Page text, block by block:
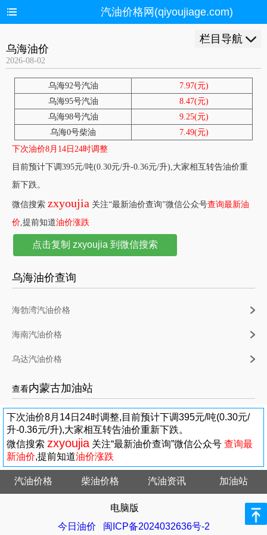
汽油价格网(qiyoujiage.com)
栏目导航
乌海油价
2026-08-02
乌海92号汽油
7.97(元)
乌海95号汽油
8.47(元)
乌海98号汽油
9.25(元)
乌海0号柴油
7.49(元)
下次油价8月14日24时调整
目前预计下调395元/吨(0.30元/升-0.36元/升),大家相互转告油价重
新下跌。
微信搜索 zxyoujia 关注“最新油价查询”微信公众号查询最新油
价,提前知道油价涨跌
点击复制 zxyoujia 到微信搜索
乌海油价查询
海勃湾汽油价格
海南汽油价格
乌达汽油价格
查看内蒙古加油站
下次油价8月14日24时调整,目前预计下调395元/吨(0.30元/
升-0.36元/升),大家相互转告油价重新下跌。
微信搜索 zxyoujia 关注“最新油价查询”微信公众号 查询最
新油价,提前知道油价涨跌
汽油价格 柴油价格 汽油资讯 加油站
电脑版
今日油价
闽ICP备2024032636号-2